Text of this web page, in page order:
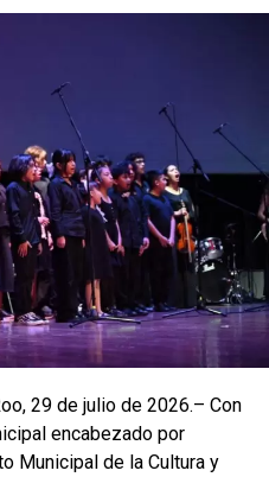
29 de julio de 2026.– Con
encabezado por
Municipal de la Cultura y